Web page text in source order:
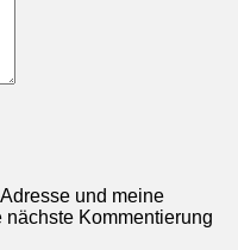
und meine
Kommentierung